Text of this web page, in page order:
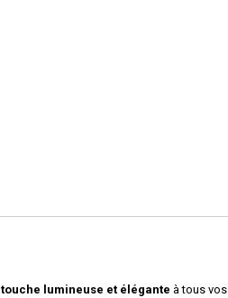
touche lumineuse et élégante à tous